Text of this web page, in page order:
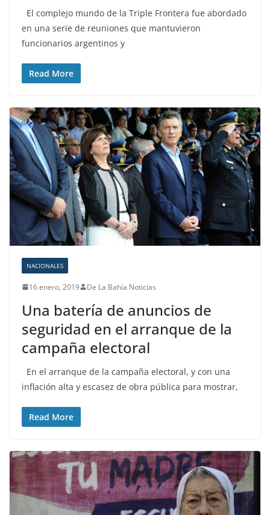
El complejo mundo de la Triple Frontera fue abordado
en una serie de reuniones que mantuvieron
funcionarios argentinos y
Read More
NACIONALES
16 enero, 2019 De La Bahía Noticias
Una batería de anuncios de
seguridad en el arranque de la
campaña electoral
En el arranque de la campaña electoral, y con una
inflación alta y escasez de obra pública para mostrar,
Read More